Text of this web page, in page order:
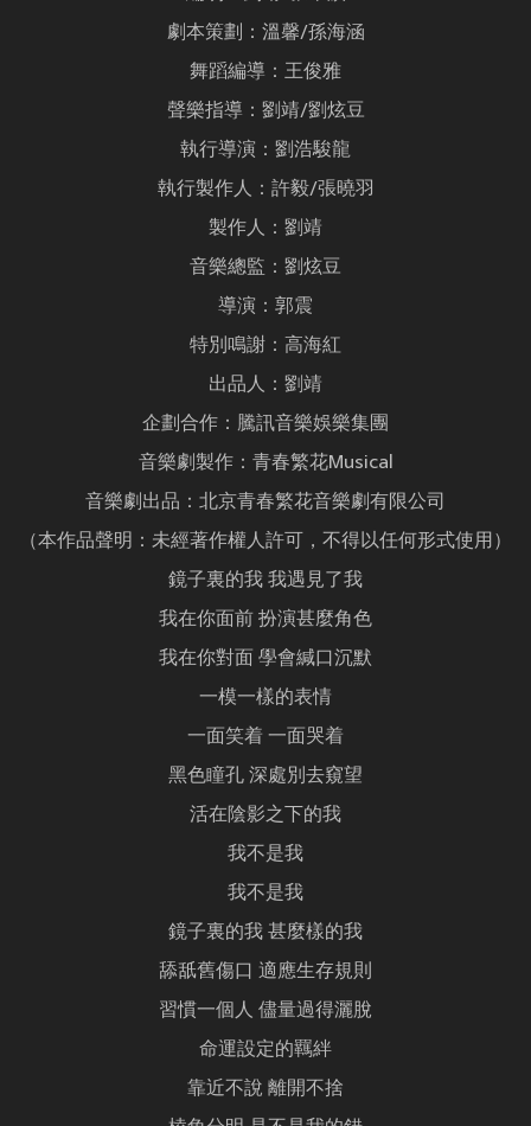
劇本策劃：溫馨/孫海涵
舞蹈編導：王俊雅
聲樂指導：劉靖/劉炫豆
執行導演：劉浩駿龍
執行製作人：許毅/張曉羽
製作人：劉靖
音樂總監：劉炫豆
導演：郭震
特別鳴謝：高海紅
出品人：劉靖
企劃合作：騰訊音樂娛樂集團
音樂劇製作：青春繁花Musical
音樂劇出品：北京青春繁花音樂劇有限公司
（本作品聲明：未經著作權人許可，不得以任何形式使用）
鏡子裏的我 我遇見了我
我在你面前 扮演甚麼角色
我在你對面 學會緘口沉默
一模一樣的表情
一面笑着 一面哭着
黑色瞳孔 深處別去窺望
活在陰影之下的我
我不是我
我不是我
鏡子裏的我 甚麼樣的我
舔舐舊傷口 適應生存規則
習慣一個人 儘量過得灑脫
命運設定的羈絆
靠近不說 離開不捨